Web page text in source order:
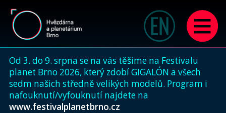
Od 3. do 9. srpna se na vás těšíme na Festivalu
planet Brno 2026, který zdobí GIGALÓN a všech
sedm našich středně velikých modelů. Program i
nafouknutí/vyfouknutí najdete na
www.festivalplanetbrno.cz